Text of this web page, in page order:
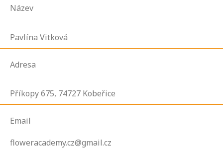
Název
Pavlína Vitková
Adresa
Příkopy675, 74727 Kobeřice
Email
floweracademy.cz@gmail.cz